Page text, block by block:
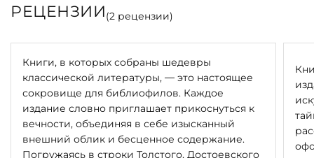
РЕЦЕНЗИИ(2 рецензии)
Книги, в которых собраны шедевры
классической литературы, — это настоящее
сокровище для библиофилов. Каждое
издание словно приглашает прикоснуться к
вечности, объединяя в себе изысканный
внешний облик и бесценное содержание.
Погружаясь в строки Толстого, Достоевского